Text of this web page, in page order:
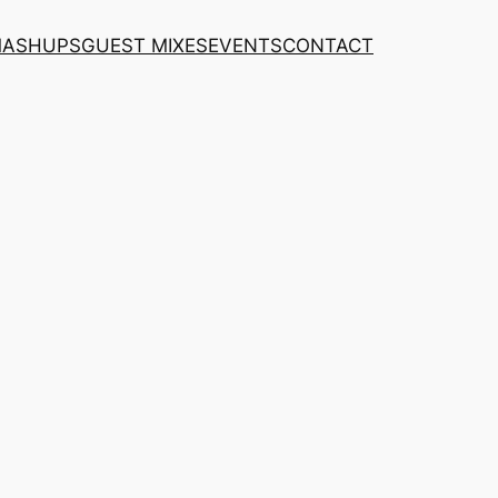
GUEST MIXESEVENTSCONTACT